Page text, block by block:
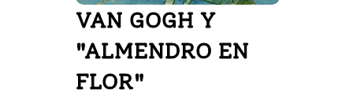
VAN GOGH Y
"ALMENDRO EN
FLOR"